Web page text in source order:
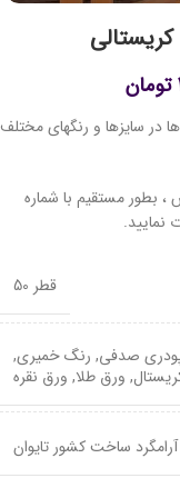
تومان
در سایزها و رنگهای مختلف
مستقیم با شماره
قطر 50
صدفی, رنگ خمیری,
, ورق طلا, ورق نقره
آرامگرد ساخت کشور تایوان